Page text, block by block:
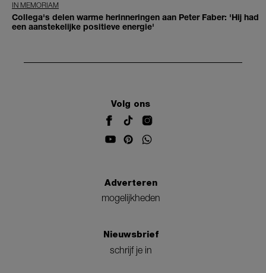
IN MEMORIAM
Collega's delen warme herinneringen aan Peter Faber: 'Hij had
een aanstekelijke positieve energie'
Volg ons
Adverteren
mogelijkheden
Nieuwsbrief
schrijf je in